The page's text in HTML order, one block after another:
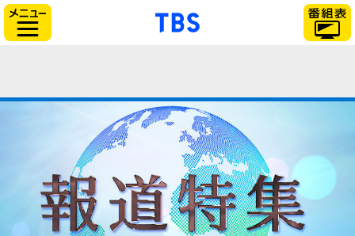
「TBSテレビ」トップ